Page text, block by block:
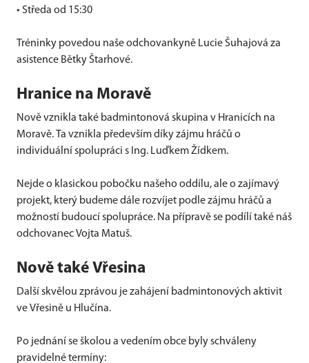
• Středa od 15:30
Tréninky povedou naše odchovankyně Lucie Šuhajová za
asistence Bětky Štarhové.
Hranice na Moravě
Nově vznikla také badmintonová skupina v Hranicích na
Moravě. Ta vznikla především díky zájmu hráčů o
individuální spolupráci s Ing. Luďkem Žídkem.
Nejde o klasickou pobočku našeho oddílu, ale o zajímavý
projekt, který budeme dále rozvíjet podle zájmu hráčů a
možností budoucí spolupráce. Na přípravě se podílí také náš
odchovanec Vojta Matuš.
Nově také Vřesina
Další skvělou zprávou je zahájení badmintonových aktivit
ve Vřesině u Hlučína.
Po jednání se školou a vedením obce byly schváleny
pravidelné termíny: